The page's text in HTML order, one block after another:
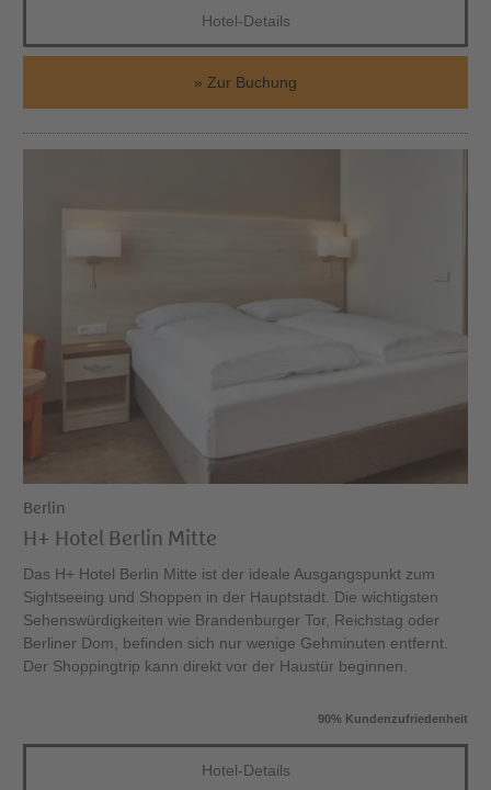
Hotel-Details
Zur Buchung
Berlin
H+ Hotel Berlin Mitte
Das H+ Hotel Berlin Mitte ist der ideale Ausgangspunkt zum
Sightseeing und Shoppen in der Hauptstadt. Die wichtigsten
Sehenswürdigkeiten wie Brandenburger Tor, Reichstag oder
Berliner Dom, befinden sich nur wenige Gehminuten entfernt.
Der Shoppingtrip kann direkt vor der Haustür beginnen.
90% Kundenzufriedenheit
Hotel-Details